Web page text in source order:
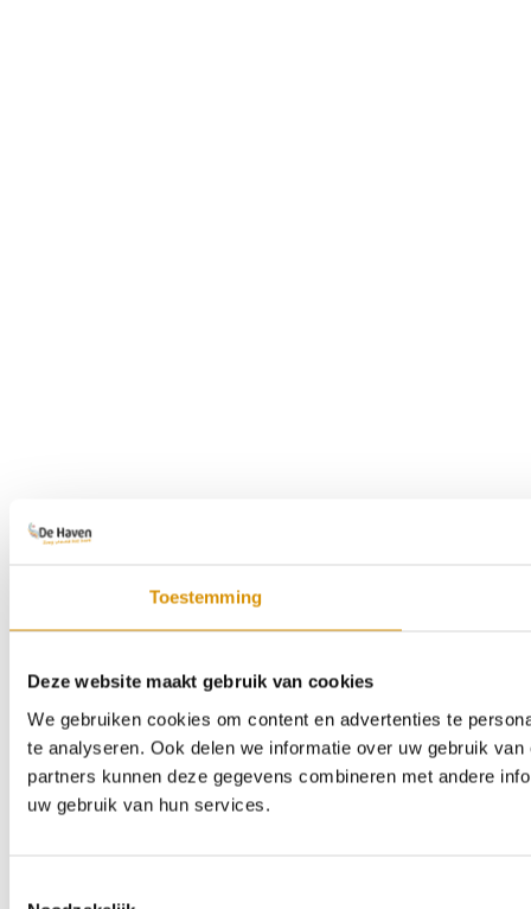
Toestemming
Deze website maakt gebruik van cookies
We gebruiken cookies om content en advertenties te
te analyseren. Ook delen we informatie over uw gebruik
partners kunnen deze gegevens combineren met andere
uw gebruik van hun services.